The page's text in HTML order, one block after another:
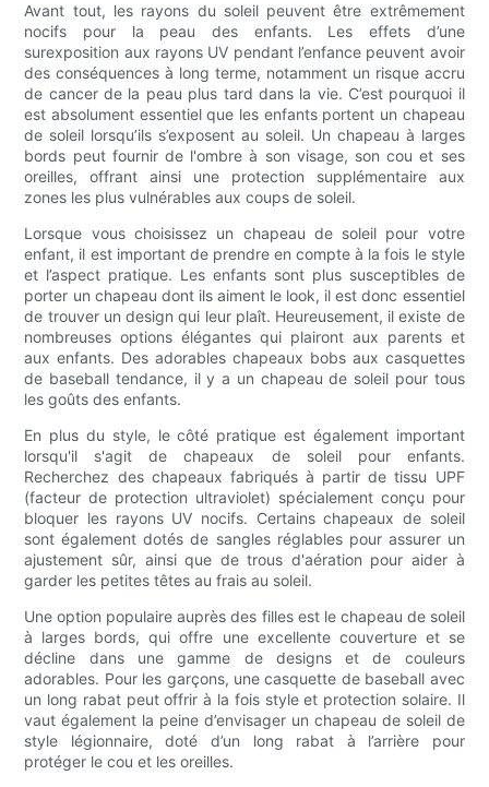
Avant tout, les rayons du soleil peuvent être extrêmement
nocifs pour la peau des enfants. Les effets d’une
surexposition aux rayons UV pendant l’enfance peuvent avoir
des conséquences à long terme, notamment un risque accru
de cancer de la peau plus tard dans la vie. C’est pourquoi il
est absolument essentiel que les enfants portent un chapeau
de soleil lorsqu’ils s’exposent au soleil. Un chapeau à larges
bords peut fournir de l'ombre à son visage, son cou et ses
oreilles, offrant ainsi une protection supplémentaire aux
zones les plus vulnérables aux coups de soleil.
Lorsque vous choisissez un chapeau de soleil pour votre
enfant, il est important de prendre en compte à la fois le style
et l’aspect pratique. Les enfants sont plus susceptibles de
porter un chapeau dont ils aiment le look, il est donc essentiel
de trouver un design qui leur plaît. Heureusement, il existe de
nombreuses options élégantes qui plairont aux parents et
aux enfants. Des adorables chapeaux bobs aux casquettes
de baseball tendance, il y a un chapeau de soleil pour tous
les goûts des enfants.
En plus du style, le côté pratique est également important
lorsqu'il s'agit de chapeaux de soleil pour enfants.
Recherchez des chapeaux fabriqués à partir de tissu UPF
(facteur de protection ultraviolet) spécialement conçu pour
bloquer les rayons UV nocifs. Certains chapeaux de soleil
sont également dotés de sangles réglables pour assurer un
ajustement sûr, ainsi que de trous d'aération pour aider à
garder les petites têtes au frais au soleil.
Une option populaire auprès des filles est le chapeau de soleil
à larges bords, qui offre une excellente couverture et se
décline dans une gamme de designs et de couleurs
adorables. Pour les garçons, une casquette de baseball avec
un long rabat peut offrir à la fois style et protection solaire. Il
vaut également la peine d’envisager un chapeau de soleil de
style légionnaire, doté d’un long rabat à l’arrière pour
protéger le cou et les oreilles.